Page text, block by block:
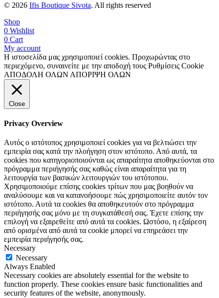
© 2026 Ifis Boutique Sivota. All rights reserved
Shop
0 Wishlist
0 Cart
My account
Η ιστοσελίδα μας χρησιμοποιεί cookies. Προχωρώντας στο
περιεχόμενο, συναινείτε με την αποδοχή τους Ρυθμίσεις Cookie
ΑΠΟΔΟΛΗ ΟΛΩΝ ΑΠΟΡΙΨΗ ΟΛΩΝ
Close
Privacy Overview
Αυτός ο ιστότοπος χρησιμοποιεί cookies για να βελτιώσει την
εμπειρία σας κατά την πλοήγηση στον ιστότοπο. Από αυτά, τα
cookies που κατηγοριοποιούνται ως απαραίτητα αποθηκεύονται στο
πρόγραμμα περιήγησής σας καθώς είναι απαραίτητα για τη
λειτουργία των βασικών λειτουργιών του ιστότοπου.
Χρησιμοποιούμε επίσης cookies τρίτων που μας βοηθούν να
αναλύσουμε και να κατανοήσουμε πώς χρησιμοποιείτε αυτόν τον
ιστότοπο. Αυτά τα cookies θα αποθηκευτούν στο πρόγραμμα
περιήγησής σας μόνο με τη συγκατάθεσή σας. Έχετε επίσης την
επιλογή να εξαιρεθείτε από αυτά τα cookies. Ωστόσο, η εξαίρεση
από ορισμένα από αυτά τα cookie μπορεί να επηρεάσει την
εμπειρία περιήγησής σας.
Necessary
Necessary
Always Enabled
Necessary cookies are absolutely essential for the website to
function properly. These cookies ensure basic functionalities and
security features of the website, anonymously.